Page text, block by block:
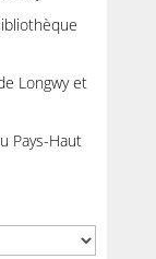
Longwy et
Pays-Haut